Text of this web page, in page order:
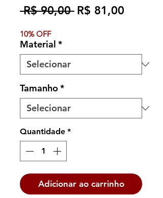
R$ 90,00 Preço
R$ 81,00Preço
10% OFF
Material *
Tamanho*
Quantidade *
Adicionar ao carrinho